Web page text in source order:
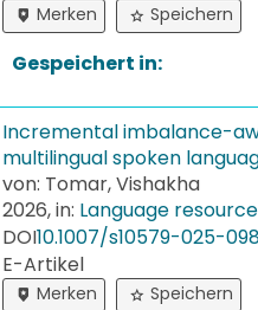
Merken Speichern
Gespeichert in:
Incremental imbalance-
multilingual spoken
von: Tomar, Vishakha
2026, in: Language
DOI10.​1007/​s10579-​025-​
E-Artikel
Merken Speichern